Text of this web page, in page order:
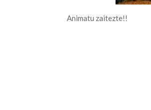
Animatu zaitezte!!